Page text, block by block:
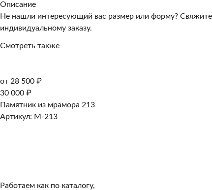
Описание
Не нашли интересующий вас размер или форму?
индивидуальному заказу.
Смотреть также
от 28 500 ₽
30 000 ₽
Памятник из мрамора 213
Артикул: M-213
Работаем как по каталогу,